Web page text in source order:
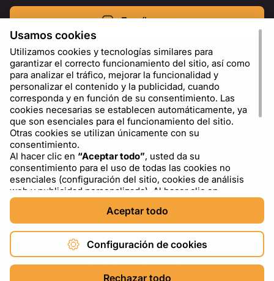
Escríbenos
Copyright © 2026 DXF4YOU.
ES USD - US Dollar ($)
Usamos cookies
Utilizamos cookies y tecnologías similares para
garantizar el correcto funcionamiento del sitio, así como
para analizar el tráfico, mejorar la funcionalidad y
personalizar el contenido y la publicidad, cuando
corresponda y en función de su consentimiento. Las
cookies necesarias se establecen automáticamente, ya
que son esenciales para el funcionamiento del sitio.
Otras cookies se utilizan únicamente con su
consentimiento.
Al hacer clic en “Aceptar todo”, usted da su
consentimiento para el uso de todas las cookies no
esenciales (configuración del sitio, cookies de análisis
web y publicidad personalizada). Al hacer clic en
“Rechazar todo”
las cookies necesarias. Al hacer clic en
de cookies”, puede elegir qué categorías de cookies
permitir o bloquear. Puede cambiar o retirar su
consentimiento en cualquier momento a través del
enlace “Configuración de cookies” en la parte inferior del
sitio. Para obtener más información sobre el uso de
Aceptar todo
Configuración de cookies
Rechazar todo